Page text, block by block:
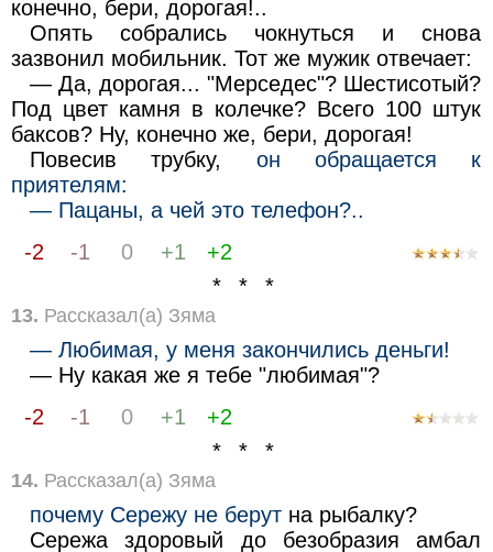
конечно, бери, дорогая!..
Опять собрались чокнуться и снова
зазвонил мобильник. Тот же мужик отвечает:
— Да, дорогая... "Мерседес"? Шестисотый?
Под цвет камня в колечке? Всего 100 штук
баксов? Ну, конечно же, бери, дорогая!
Повесив трубку, он обращается к
приятелям:
— Пацаны, а чей это телефон?..
-2
-1 0 +1
+2
* * *
13. Рассказал(а) Зяма
— Любимая, у меня закончились деньги!
— Ну какая же я тебе "любимая"?
-2
-1 0 +1
+2
* * *
14. Рассказал(а) Зяма
почему Сережу не берут на рыбалку?
Сережа здоровый до безобразия амбал